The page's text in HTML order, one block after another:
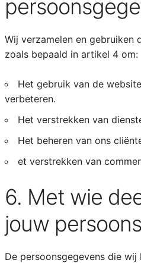
Wij verzamelen en gebruiken
zoals bepaald in artikel 4 om:
Het gebruik van de
verbeteren.
Het verstrekken van
Het beheren van ons
et verstrekken van
6. Met wie
jouw
De persoonsgegevens die